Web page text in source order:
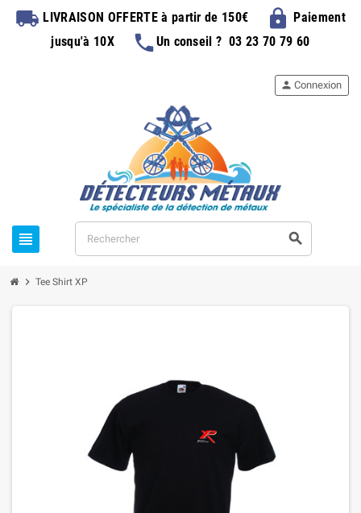
local_shipping LIVRAISON OFFERTEà partir de 150€ lockPaiement
jusqu'à 10X
phoneUn conseil ? 03 23 70 79 60
view_headline search
person Connexion
chevron_right Tee Shirt XP